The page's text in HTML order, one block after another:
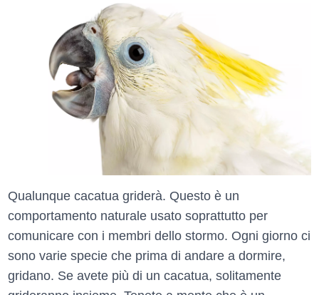
Qualunque cacatua griderà. Questo è un
comportamento naturale usato soprattutto per
comunicare con i membri dello stormo. Ogni giorno ci
sono varie specie che prima di andare a dormire,
gridano. Se avete più di un cacatua, solitamente